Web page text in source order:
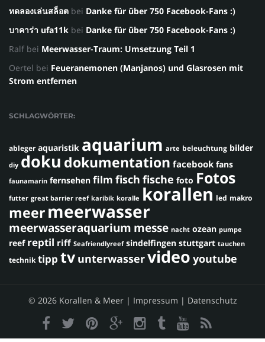
ทดลองเล่นสล็อต bei Danke für über 750 Facebook-Fans :)
บาคาร่า ufa11k bei Danke für über 750 Facebook-Fans :)
Ralf bei Meerwasser-Traum: Umsetzung Teil 1
Oertel bei Feueranemonen (Manjanos) und Glasrosen mit
Strom entfernen
SCHLAGWÖRTER:
ableger aquaristik aquarium arte beleuchtung bilder
diy doku dokumentation facebook fans
faunamarin fernsehen film fisch fische foto Fotos
futter great barrier reef karibik koralle korallen led makro
meermeerwasser
meerwasseraquarium messe nacht ozean pumpe
reef reptil riff Seafriendlyreef sindelfingen stuttgart tauchen
technik tipp tv unterwasservideo youtube
© 2026 Korallen & Meer | Impressum | Datenschutz